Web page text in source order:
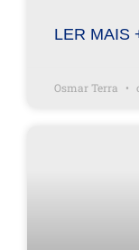
LER MAIS
Osmar Terra